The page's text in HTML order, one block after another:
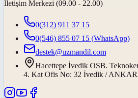
İletişim Merkezi (09.00 - 22.00)
0(312) 911 37 15
0(546) 855 07 15 (WhatsApp)
destek@uzmandil.com
Hacettepe İvedik OSB.
4. Kat Ofis No: 32 İvedik /